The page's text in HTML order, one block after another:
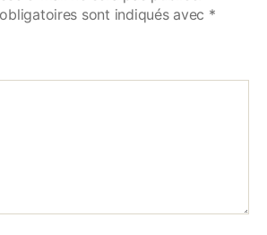
sont indiqués avec *